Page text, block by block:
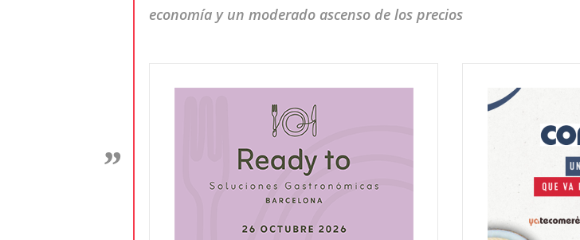
economía y un moderado ascenso de los precios